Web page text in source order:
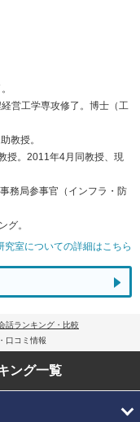
営工学専攻修了。博士（工
教授。
授。2011年4月同教授、現
務局参事官（インフラ・防
グ。
室についての詳細はこちら
話ランキング・比較
口コミ情報
ング一覧